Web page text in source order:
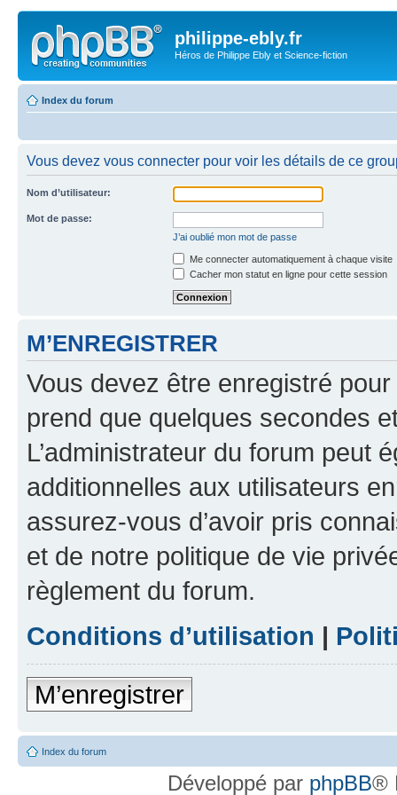
philippe-ebly.fr
Héros de Philippe Ebly et Science-fiction
Index du forum
Vous devez vous connecter pour voir les détails de ce
Nom d’utilisateur:
Mot de passe:
J’ai oublié mon mot de passe
Me connecter automatiquement à chaque visite
Cacher mon statut en ligne pour cette session
M’ENREGISTRER
Vous devez être enregistré
prend que quelques secondes
L’administrateur du forum peut
additionnelles aux utilisateurs
assurez-vous d’avoir pris
et de notre politique de vie
règlement du forum.
Conditions d’utilisation |
M’enregistrer
Index du forum
Développé par phpBB®